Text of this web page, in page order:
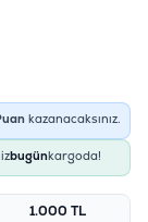
kazanacaksınız.
bugünkargoda!
1.000 TL